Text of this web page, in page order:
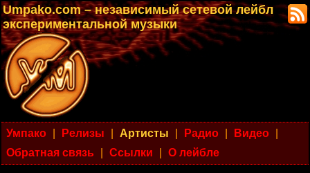
Umpako.com – независимый сетевой лейбл
экспериментальной музыки
Умпако Релизы Артисты Радио Видео
Обратная связь
Ссылки О лейбле